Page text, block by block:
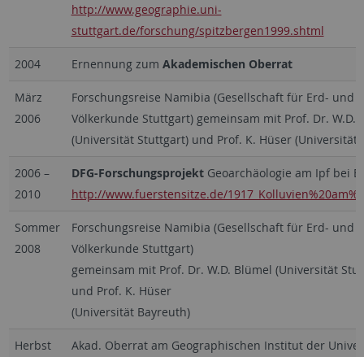
http://www.geographie.uni-
stuttgart.de/forschung/spitzbergen1999.shtml
2004 Ernennung zum Akademischen Oberrat
März
2006
Forschungsreise Namibia (Gesellschaft für Erd- und
Völkerkunde Stuttgart) gemeinsam mit Prof. Dr. W.D.
(Universität Stuttgart) und Prof. K. Hüser (Universität
2006 –
2010
DFG-ForschungsprojektGeoarchäologie am Ipf bei
http://www.fuerstensitze.de/
Sommer
2008
Forschungsreise Namibia (Gesellschaft für Erd- und
Völkerkunde Stuttgart)
gemeinsam mit Prof. Dr. W.D. Blümel (Universität
und Prof. K. Hüser
(Universität Bayreuth)
Herbst
Akad. Oberrat am Geographischen Institut der